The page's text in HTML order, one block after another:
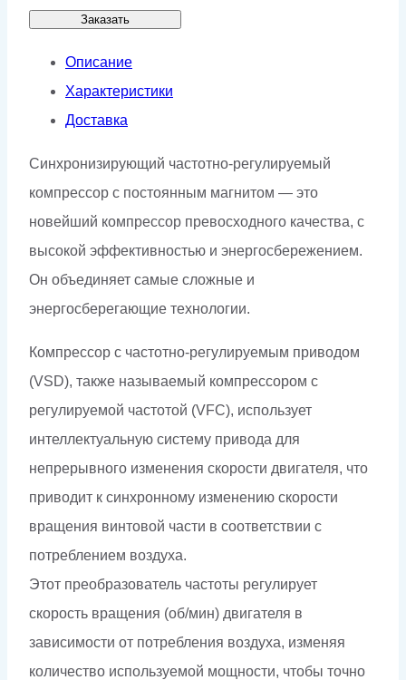
Заказать
Описание
Характеристики
Доставка
Синхронизирующий частотно-регулируемый
компрессор с постоянным магнитом — это
новейший компрессор превосходного качества, с
высокой эффективностью и энергосбережением.
Он объединяет самые сложные и
энергосберегающие технологии.
Компрессор с частотно-регулируемым приводом
(VSD), также называемый компрессором с
регулируемой частотой (VFC), использует
интеллектуальную систему привода для
непрерывного изменения скорости двигателя, что
приводит к синхронному изменению скорости
вращения винтовой части в соответствии с
потреблением воздуха.
Этот преобразователь частоты регулирует
скорость вращения (об/мин) двигателя в
зависимости от потребления воздуха, изменяя
количество используемой мощности, чтобы точно